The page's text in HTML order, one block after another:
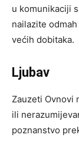
u komunikaciji
nailazite
većih dobitaka.
Ljubav
Zauzeti Ovnovi
ili
poznanstvo